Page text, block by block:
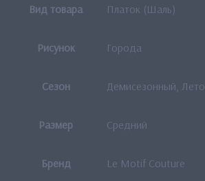
Вид товара Платок (Шаль)
Рисунок Города
Сезон Демисезонный, Лето
Размер Средний
Бренд Le Motif Couture